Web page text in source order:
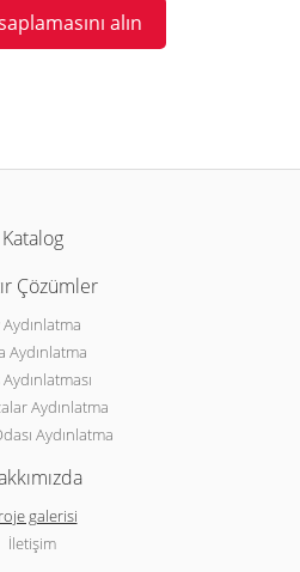
alın
Katalog
Çözümler
Aydınlatma
Aydınlatma
Aydınlatma
Aydınlatma
galerisi
İletişim